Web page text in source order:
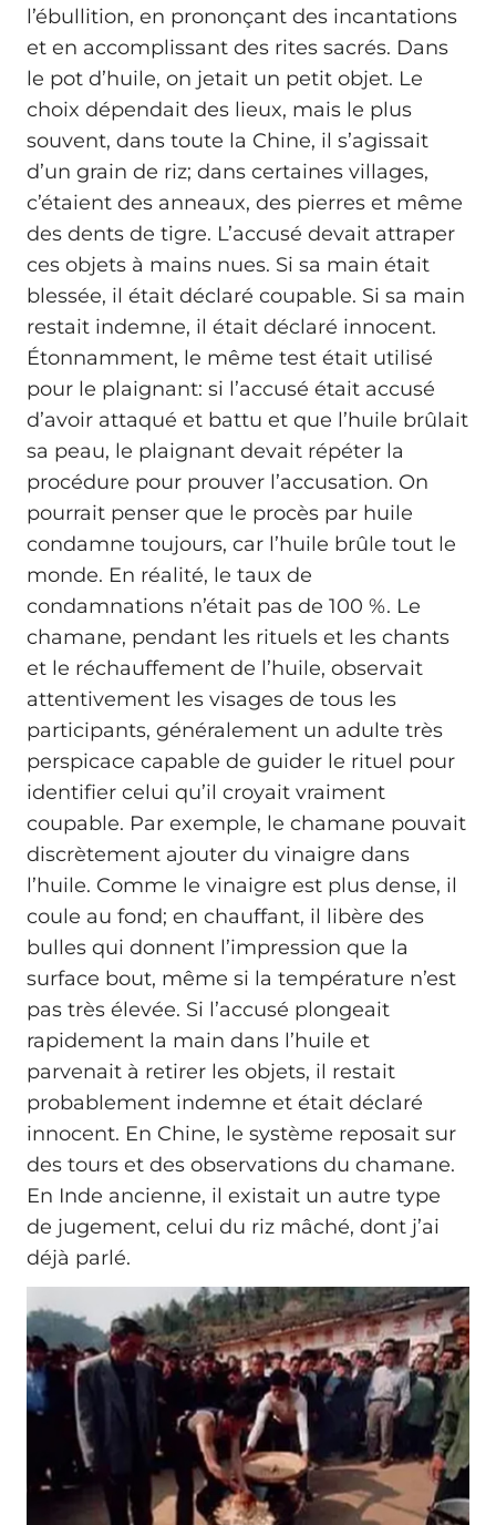
l’ébullition, en prononçant des incantations
et en accomplissant des rites sacrés. Dans
le pot d’huile, on jetait un petit objet. Le
choix dépendait des lieux, mais le plus
souvent, dans toute la Chine, il s’agissait
d’un grain de riz; dans certaines villages,
c’étaient des anneaux, des pierres et même
des dents de tigre. L’accusé devait attraper
ces objets à mains nues. Si sa main était
blessée, il était déclaré coupable. Si sa main
restait indemne, il était déclaré innocent.
Étonnamment, le même test était utilisé
pour le plaignant: si l’accusé était accusé
d’avoir attaqué et battu et que l’huile brûlait
sa peau, le plaignant devait répéter la
procédure pour prouver l’accusation. On
pourrait penser que le procès par huile
condamne toujours, car l’huile brûle tout le
monde. En réalité, le taux de
condamnations n’était pas de 100 %. Le
chamane, pendant les rituels et les chants
et le réchauffement de l’huile, observait
attentivement les visages de tous les
participants, généralement un adulte très
perspicace capable de guider le rituel pour
identifier celui qu’il croyait vraiment
coupable. Par exemple, le chamane pouvait
discrètement ajouter du vinaigre dans
l’huile. Comme le vinaigre est plus dense, il
coule au fond; en chauffant, il libère des
bulles qui donnent l’impression que la
surface bout, même si la température n’est
pas très élevée. Si l’accusé plongeait
rapidement la main dans l’huile et
parvenait à retirer les objets, il restait
probablement indemne et était déclaré
innocent. En Chine, le système reposait sur
des tours et des observations du chamane.
En Inde ancienne, il existait un autre type
de jugement, celui du riz mâché, dont j’ai
déjà parlé.